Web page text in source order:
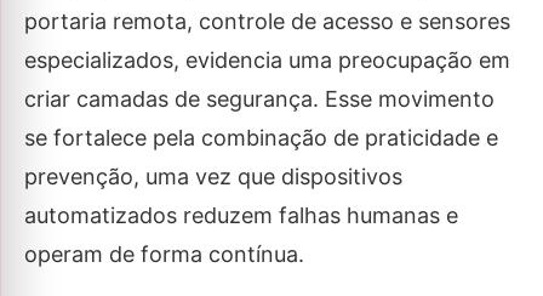
portaria remota, controle de acesso e sensores
especializados, evidencia uma preocupação em
criar camadas de segurança. Esse movimento
se fortalece pela combinação de praticidade e
prevenção, uma vez que dispositivos
automatizados reduzem falhas humanas e
operam de forma contínua.